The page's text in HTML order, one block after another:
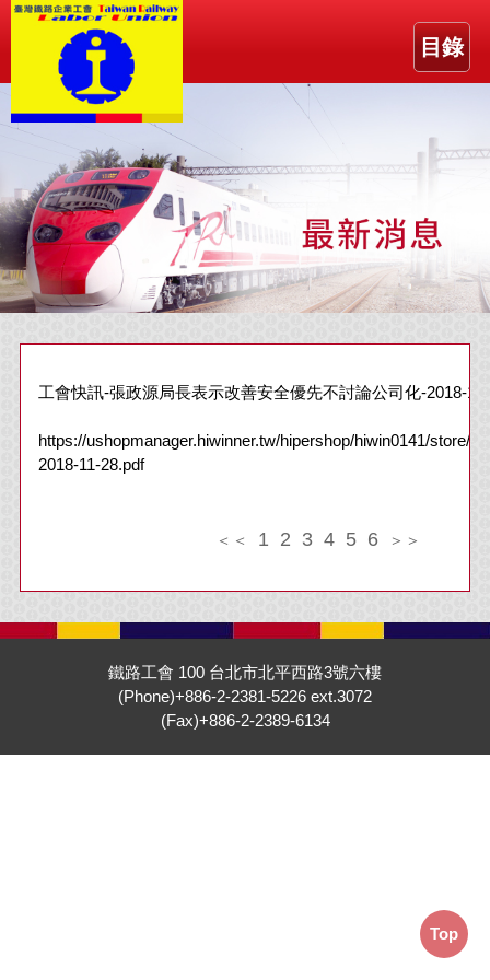
目錄
工會快訊-張政源局長表示改善安全優先不討論公司化-2018-
https://ushopmanager.hiwinner.tw/hipershop/hiwin0141/store/
2018-11-28.pdf
＜＜ 1 2 3 4 5 6 ＞＞
鐵路工會 100 台北市北平西路3號六樓
(Phone)+886-2-2381-5226 ext.3072
(Fax)+886-2-2389-6134
Top